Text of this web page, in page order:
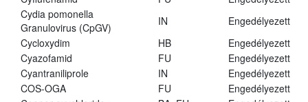
Cydia pomonella
Granulovirus (CpGV)
IN
Engedélyezett
Cycloxydim
HB
Engedélyezett
Cyazofamid
FU
Engedélyezett
Cyantraniliprole
IN
Engedélyezett
COS-OGA
FU
Engedélyezett